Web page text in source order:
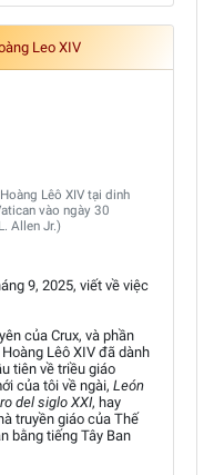
Leo XIV
Lêô XIV tại dinh
vào ngày 30
Allen Jr.)
9, 2025, viết về việc
của Crux, và phần
Lêô XIV đã dành
tiên về triều giáo
của tôi về ngài, León
del siglo XXI, hay
truyền giáo của Thế
bằng tiếng Tây Ban